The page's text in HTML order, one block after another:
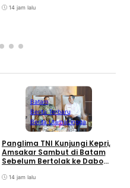
14 jam lalu
Batam
Berita Terbaru
Berita UtamaLingga
Panglima TNI Kunjungi Kepri,
Amsakar Sambut di Batam
Sebelum Bertolak ke Dabo
14 jam lalu